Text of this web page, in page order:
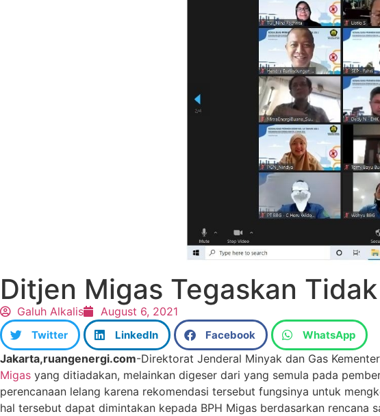
Ditjen Migas Tegaskan
Galuh Alkalis August 6, 2021
Twitter LinkedIn Facebook WhatsApp
Jakarta,ruangenergi.com-Direktorat Jenderal Minyak dan Gas
Migas yang ditiadakan, melainkan digeser dari yang semula pada
perencanaan lelang karena rekomendasi tersebut fungsinya untuk
hal tersebut dapat dimintakan kepada BPH Migas berdasarkan rencana